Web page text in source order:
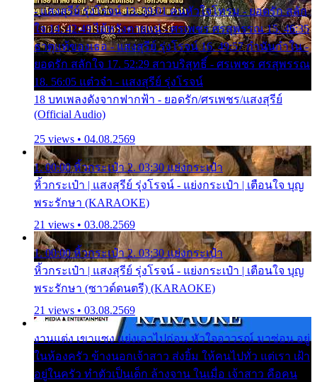
- แสงสุรีย์ รุ่งโรจน์ 13. 39:01 คนหัวใจโทรม - ยอดรัก สลัก
ใจ 14. 42:49 ไอ้หวังตายแน่ - ศรเพชร ศรสุพรรณ 15. 46:35
ธาตุแท้ของเธอ - แสงสุรีย์ รุ่งโรจน์ 16. 49:57 กำนันกำใน -
ยอดรัก สลักใจ 17. 52:29 สาวบริสุทธิ์ - ศรเพชร ศรสุพรรณ
18. 56:05 แต๋วจ๋า - แสงสุรีย์ รุ่งโรจน์
18 บทเพลงดังจากฟากฟ้า - ยอดรัก/ศรเพชร/แสงสุรีย์
(Official Audio)
25 views • 04.08.2569
1. 00:00 หิ้วกระเป๋า 2. 03:30 แย่งกระเป๋า
หิ้วกระเป๋า | แสงสุรีย์ รุ่งโรจน์ - แย่งกระเป๋า | เตือนใจ บุญ
พระรักษา (KARAOKE)
21 views • 03.08.2569
1. 00:00 หิ้วกระเป๋า 2. 03:30 แย่งกระเป๋า
หิ้วกระเป๋า | แสงสุรีย์ รุ่งโรจน์ - แย่งกระเป๋า | เตือนใจ บุญ
พระรักษา (ซาวด์ดนตรี) (KARAOKE)
21 views • 03.08.2569
งานแต่ง เขาแซง แย่งเอาไปก่อน หัวใจอาวรณ์ มาซ่อน อยู่
ในห้องครัว ข้างนอกเจ้าสาว ส่งยิ้ม ให้คนไปทั่ว แต่เรา เฝ้า
อยู่ในครัว ทำตัวเป็นเด็ก ล้างจาน ในเมื่อ เจ้าสาว คือคน